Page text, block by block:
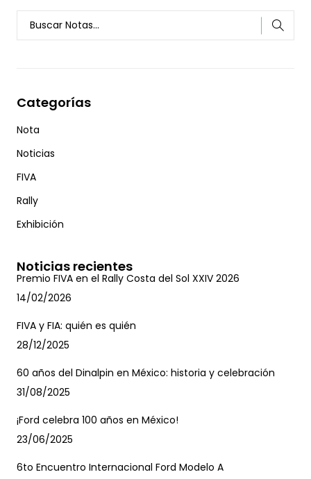
Categorías
Nota
Noticias
FIVA
Rally
Exhibición
Noticias recientes
Premio FIVA en el Rally Costa del Sol XXIV 2026
14/02/2026
FIVA y FIA: quién es quién
28/12/2025
60 años del Dinalpin en México: historia y celebración
31/08/2025
¡Ford celebra 100 años en México!
23/06/2025
6to Encuentro Internacional Ford Modelo A